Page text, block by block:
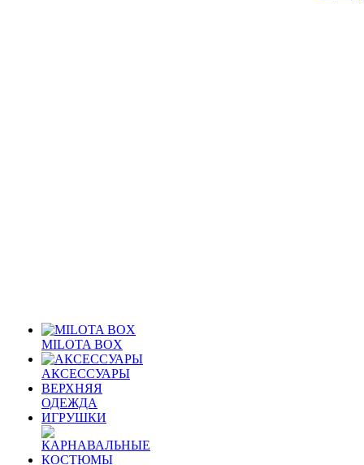
MILOTA BOX
АКСЕССУАРЫ
ВЕРХНЯЯ
ОДЕЖДА
ИГРУШКИ